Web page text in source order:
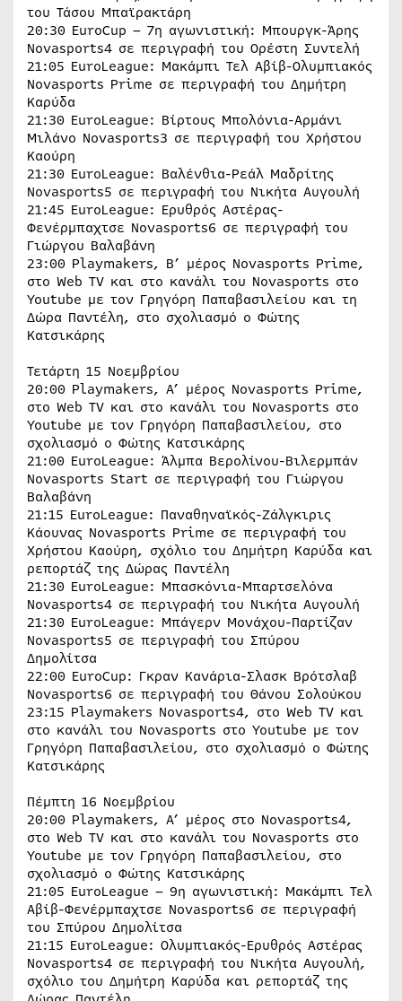
του Τάσου Μπαϊρακτάρη
20:30 EuroCup – 7η αγωνιστική: Μπουργκ-Άρης
Novasports4 σε περιγραφή του Ορέστη Συντελή
21:05 EuroLeague: Μακάμπι Τελ Αβίβ-Ολυμπιακός
Novasports Prime σε περιγραφή του Δημήτρη
Καρύδα
21:30 EuroLeague: Βίρτους Μπολόνια-Αρμάνι
Μιλάνο Novasports3 σε περιγραφή του Χρήστου
Καούρη
21:30 EuroLeague: Βαλένθια-Ρεάλ Μαδρίτης
Novasports5 σε περιγραφή του Νικήτα Αυγουλή
21:45 EuroLeague: Ερυθρός Αστέρας-
Φενέρμπαχτσε Novasports6 σε περιγραφή του
Γιώργου Βαλαβάνη
23:00 Playmakers, Β’ μέρος Novasports Prime,
στο Web TV και στο κανάλι του Novasports στο
Youtube με τον Γρηγόρη Παπαβασιλείου και τη
Δώρα Παντέλη, στο σχολιασμό ο Φώτης
Κατσικάρης
Τετάρτη 15 Νοεμβρίου
20:00 Playmakers, A’ μέρος Novasports Prime,
στο Web TV και στο κανάλι του Novasports στο
Youtube με τον Γρηγόρη Παπαβασιλείου, στο
σχολιασμό ο Φώτης Κατσικάρης
21:00 EuroLeague: Άλμπα Βερολίνου-Βιλερμπάν
Novasports Start σε περιγραφή του Γιώργου
Βαλαβάνη
21:15 EuroLeague: Παναθηναϊκός-Ζάλγκιρις
Κάουνας Novasports Prime σε περιγραφή του
Χρήστου Καούρη, σχόλιο του Δημήτρη Καρύδα και
ρεπορτάζ της Δώρας Παντέλη
21:30 EuroLeague: Μπασκόνια-Μπαρτσελόνα
Novasports4 σε περιγραφή του Νικήτα Αυγουλή
21:30 EuroLeague: Μπάγερν Μονάχου-Παρτίζαν
Novasports5 σε περιγραφή του Σπύρου
Δημολίτσα
22:00 EuroCup: Γκραν Κανάρια-Σλασκ Βρότσλαβ
Novasports6 σε περιγραφή του Θάνου Σολούκου
23:15 Playmakers Novasports4, στο Web TV και
στο κανάλι του Novasports στο Youtube με τον
Γρηγόρη Παπαβασιλείου, στο σχολιασμό ο Φώτης
Κατσικάρης
Πέμπτη 16 Νοεμβρίου
20:00 Playmakers, Α’ μέρος στο Novasports4,
στο Web TV και στο κανάλι του Novasports στο
Youtube με τον Γρηγόρη Παπαβασιλείου, στο
σχολιασμό ο Φώτης Κατσικάρης
21:05 EuroLeague – 9η αγωνιστική: Μακάμπι Τελ
Αβίβ-Φενέρμπαχτσε Novasports6 σε περιγραφή
του Σπύρου Δημολίτσα
21:15 EuroLeague: Ολυμπιακός-Ερυθρός Αστέρας
Novasports4 σε περιγραφή του Νικήτα Αυγουλή,
σχόλιο του Δημήτρη Καρύδα και ρεπορτάζ της